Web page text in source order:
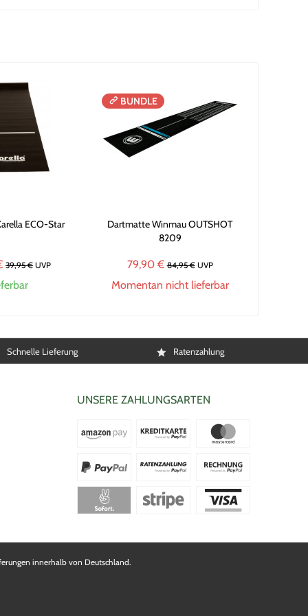
ECO-Star
39,95 € UVP
BUNDLE
Dartmatte Winmau OUTSHOT
8209
79,90 € 84,95 €UVP
Momentan nicht lieferbar
Schnelle Lieferung Ratenzahlung
UNSERE ZAHLUNGSARTEN
innerhalb von Deutschland.